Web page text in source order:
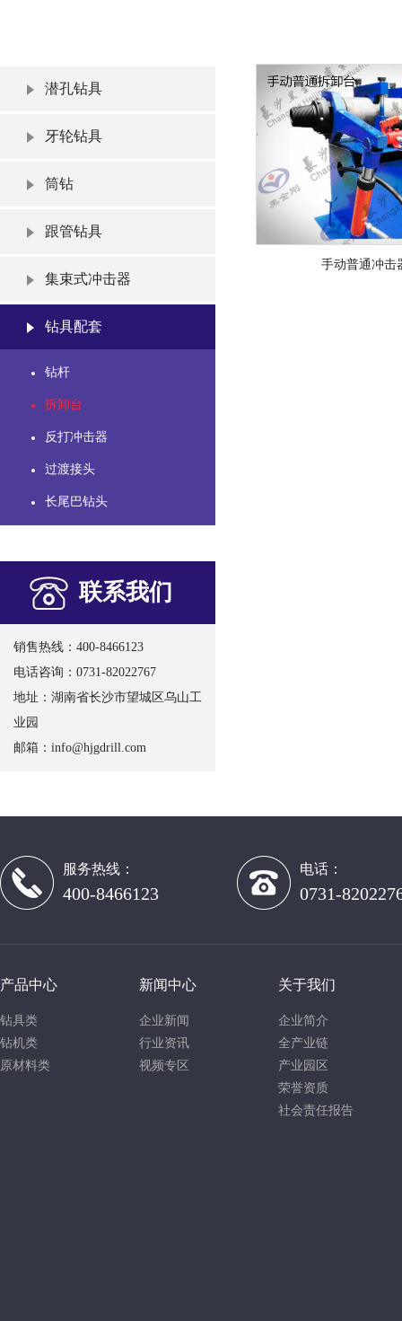
潜孔钻具
牙轮钻具
筒钻
跟管钻具
集束式冲击器
钻具配套
钻杆
拆卸台
反打冲击器
过渡接头
长尾巴钻头
联系我们
销售热线：400-8466123
电话咨询：0731-82022767
地址：湖南省长沙市望城区乌山工
业园
邮箱： info@hjgdrill.com
手动普通冲击
服务热线：
400-8466123
电话：
0731-
产品中心
钻具类
钻机类
原材料类
新闻中心
企业新闻
行业资讯
视频专区
关于我们
企业简介
全产业链
产业园区
荣誉资质
社会责任报告